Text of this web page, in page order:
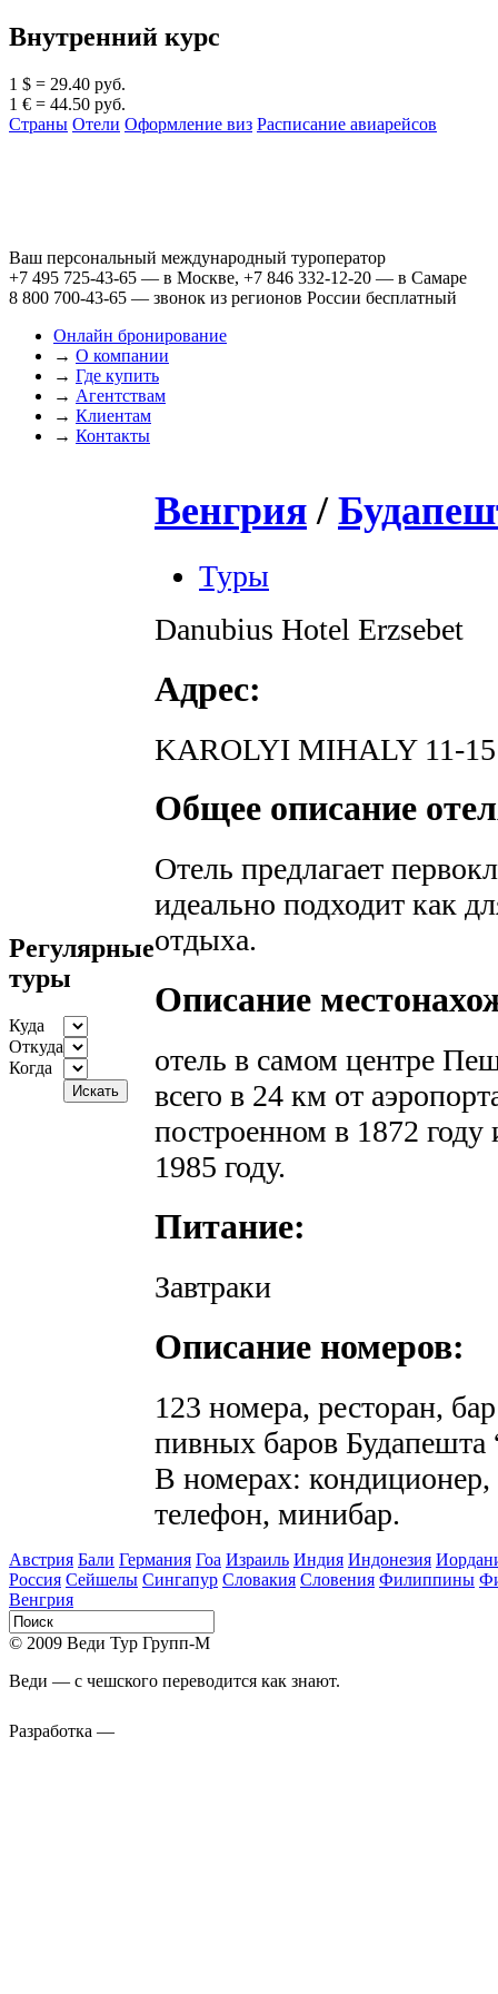
Внутренний курс
1 $ = 29.40 руб.
1 € = 44.50 руб.
Страны Отели Оформление виз Расписание авиарейсов
Ваш персональный международный туроператор
+7 495 725-43-65 — в Москве, +7 846 332-12-20 — в Самаре
8 800 700-43-65 — звонок из регионов России бесплатный
Онлайн бронирование
→ О компании
→ Где купить
→ Агентствам
→ Клиентам
→ Контакты
Регулярные
туры
Куда
Откуда
Когда
Венгрия /
Туры
Danubius Hotel Erzsebet
Адрес:
KAROLYI MIHALY11-15
Общее описание
Отель предлагает
идеально подходит как
отдыха.
Описание
отель в самом центре
всего в 24 км от
построенном в 1872 году
1985 году.
Питание:
Завтраки
Описание номеров:
123 номера, ресторан,
пивных баров
В номерах:
телефон, минибар.
Австрия Бали Германия Гоа Израиль Индия Индонезия
Россия Сейшелы Сингапур Словакия Словения Филиппины
Венгрия
© 2009 Веди Тур Групп-М
Веди — с чешского переводится как знают.
Разработка —